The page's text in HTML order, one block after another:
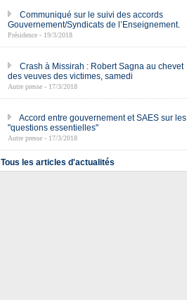
Communiqué sur le suivi des accords
Gouvernement/Syndicats de l’Enseignement.
Présidence - 19/3/2018
Crash à Missirah : Robert Sagna au chevet
des veuves des victimes, samedi
Autre presse - 17/3/2018
Accord entre gouvernement et SAES sur les
"questions essentielles"
Autre presse - 17/3/2018
Tous les articles d'actualités